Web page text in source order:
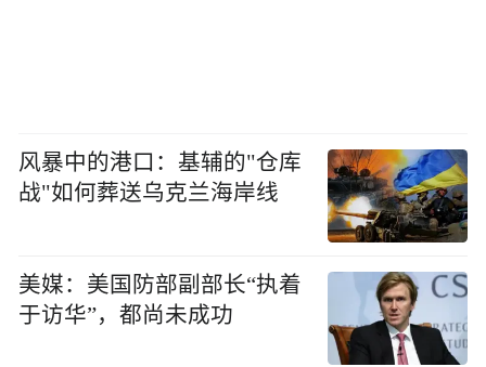
风暴中的港口：基辅的"仓库
战"如何葬送乌克兰海岸线
美媒：美国防部副部长“执着
于访华”，都尚未成功